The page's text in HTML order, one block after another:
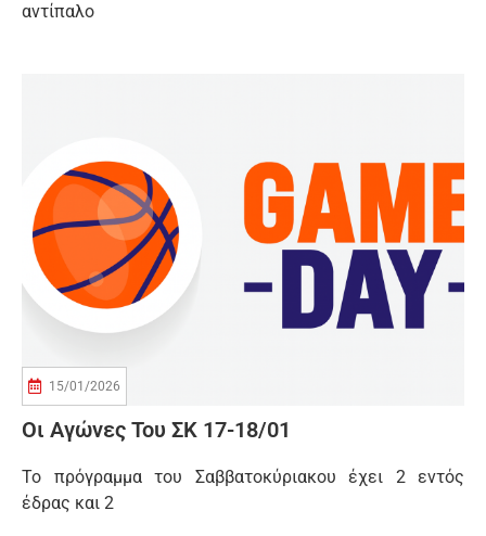
αντίπαλο
15/01/2026
Οι Αγώνες Του ΣΚ 17-18/01
Το πρόγραμμα του Σαββατοκύριακου έχει 2 εντός
έδρας και 2